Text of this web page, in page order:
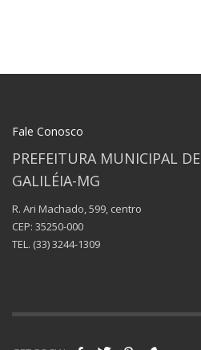
Fale Conosco
PREFEITURA MUNICIPAL DE
GALILÉIA-MG
R. Ari Machado, 599, centro
CEP: 35250-000
TEL. (33) 3244-1309